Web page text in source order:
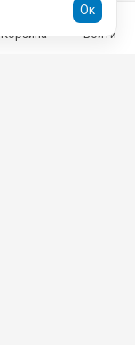
Корзина Войти
Ок